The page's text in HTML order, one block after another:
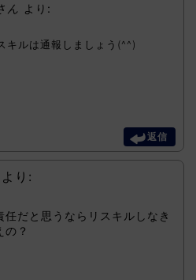
ん より:
キルは通報しましょう(^^)
返信
より:
だと思うならリスキルしなき
？